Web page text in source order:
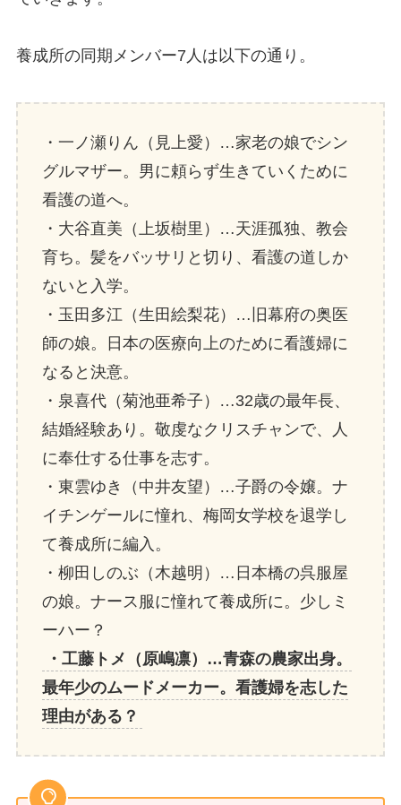
養成所の同期メンバー7人は以下の通り。
・一ノ瀬りん（見上愛）…家老の娘でシン
グルマザー。男に頼らず生きていくために
看護の道へ。
・大谷直美（上坂樹里）…天涯孤独、教会
育ち。髪をバッサリと切り、看護の道しか
ないと入学。
・玉田多江（生田絵梨花）…旧幕府の奥医
師の娘。日本の医療向上のために看護婦に
なると決意。
・泉喜代（菊池亜希子）…32歳の最年長、
結婚経験あり。敬虔なクリスチャンで、人
に奉仕する仕事を志す。
・東雲ゆき（中井友望）…子爵の令嬢。ナ
イチンゲールに憧れ、梅岡女学校を退学し
て養成所に編入。
・柳田しのぶ（木越明）…日本橋の呉服屋
の娘。ナース服に憧れて養成所に。少しミ
ーハー？
・工藤トメ（原嶋凛）…青森の農家出身。
最年少のムードメーカー。看護婦を志した
理由がある？